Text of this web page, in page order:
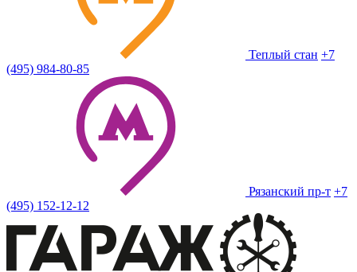
Теплый стан +7
(495) 984-80-85
Рязанский пр-т +7
(495) 152-12-12